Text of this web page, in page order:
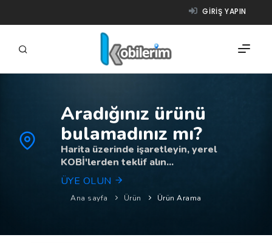
GIRIŞ YAPIN
FIRMALAR
ÜRÜNLER
NASIL ÇALIŞIR?
YARDIM
Aradığınız ürünü
bulamadınız mı?
Harita üzerinde işaretleyin, yerel
KOBİ'lerden teklif alın...
ÜYE OLUN
Ana sayfa Ürün Ürün Arama